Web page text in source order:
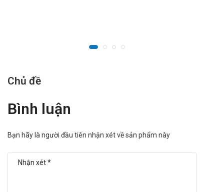
Chủ đề
Bình luận
Bạn hãy là người đầu tiên nhận xét về sản phẩm này